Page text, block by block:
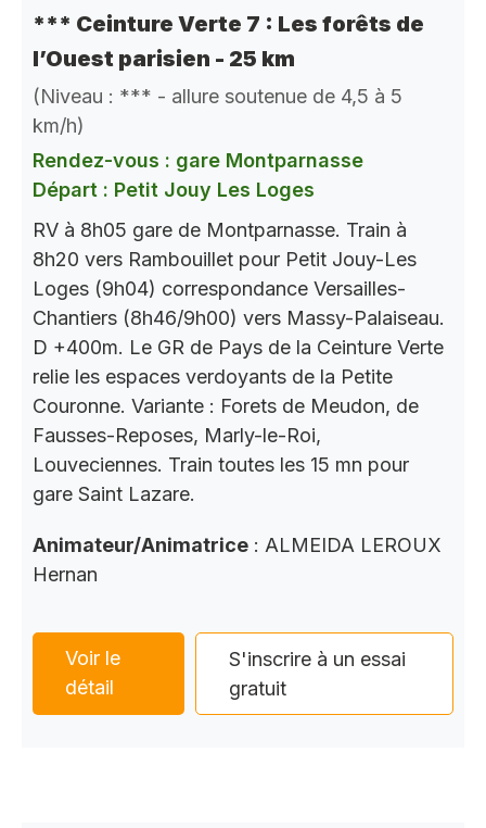
*** Ceinture Verte 7 : Les forêts de
l’Ouest parisien - 25 km
(Niveau : *** - allure soutenue de 4,5 à 5
km/h)
Rendez-vous : gare Montparnasse
Départ : Petit Jouy Les Loges
RV à 8h05 gare de Montparnasse. Train à
8h20 vers Rambouillet pour Petit Jouy-Les
Loges (9h04) correspondance Versailles-
Chantiers (8h46/9h00) vers Massy-Palaiseau.
D +400m. Le GR de Pays de la Ceinture Verte
relie les espaces verdoyants de la Petite
Couronne. Variante : Forets de Meudon, de
Fausses-Reposes, Marly-le-Roi,
Louveciennes. Train toutes les 15 mn pour
gare Saint Lazare.
Animateur/Animatrice : ALMEIDA LEROUX
Hernan
Voir le
détail
S'inscrire à un essai
gratuit